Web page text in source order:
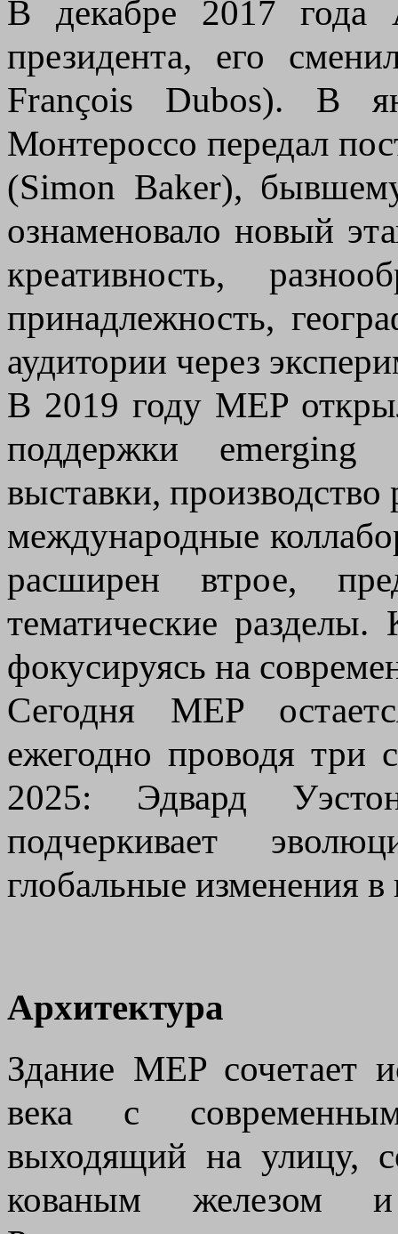
В декабре 2017
президента, его
François Dubos). В
Монтероссо передал
(Simon Baker),
ознаменовало новый
креативность,
принадлежность,
аудитории через
В 2019 году MEP
поддержки emerging
выставки, производство
международные
расширен втрое,
тематические разделы.
фокусируясь на
Сегодня MEP
ежегодно проводя три
2025: Эдвард
подчеркивает
глобальные изменения в
Архитектура
Здание MEP сочетает
века с
выходящий на улицу,
кованым железом и